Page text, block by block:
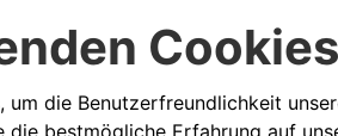
Stahlblech-